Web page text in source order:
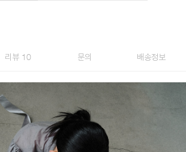
리뷰 10 문의 배송정보